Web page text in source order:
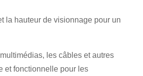
la hauteur de visionnage pour un
les câbles et autres
et fonctionnelle pour les